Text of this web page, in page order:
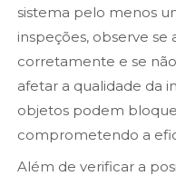
sistema pelo menos
inspeções, observe se
corretamente e se
afetar a qualidade da
objetos podem
comprometendo a
Além de verificar a